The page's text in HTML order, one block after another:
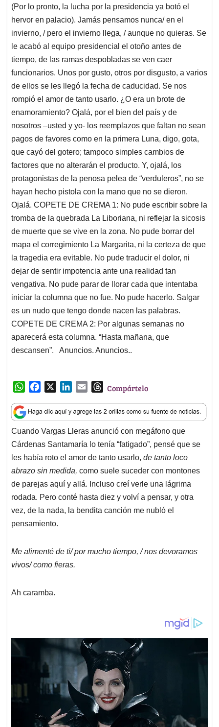
(Por lo pronto, la lucha por la presidencia ya botó el
hervor en palacio). Jamás pensamos nunca/ en el
invierno, / pero el invierno llega, / aunque no quieras. Se
le acabó al equipo presidencial el otoño antes de
tiempo, de las ramas despobladas se ven caer
funcionarios. Unos por gusto, otros por disgusto, a varios
de ellos se les llegó la fecha de caducidad. Se nos
rompió el amor de tanto usarlo. ¿O era un brote de
enamoramiento? Ojalá, por el bien del país y de
nosotros –usted y yo- los reemplazos que faltan no sean
pagos de favores como en la primera Luna, digo, gota,
que cayó del gotero; tampoco simples cambios de
factores que no alterarán el producto. Y, ojalá, los
protagonistas de la penosa pelea de “verduleros”, no se
hayan hecho pistola con la mano que no se dieron.
Ojalá. COPETE DE CREMA 1: No pude escribir sobre la
tromba de la quebrada La Liboriana, ni reflejar la sicosis
de muerte que se vive en la zona. No pude borrar del
mapa el corregimiento La Margarita, ni la certeza de que
la tragedia era evitable. No pude traducir el dolor, ni
dejar de sentir impotencia ante una realidad tan
vengativa. No pude parar de llorar cada que intentaba
iniciar la columna que no fue. No pude hacerlo. Salgar
es un nudo que tengo donde nacen las palabras.
COPETE DE CREMA 2: Por algunas semanas no
aparecerá esta columna. “Hasta mañana, que
descansen”. Anuncios. Anuncios..
W
a
t
s
A
p
p
c
e
b
o
o
k
n
k
e
d
I
n
a
i
l
T
r
e
a
d
s
Compártelo
Cuando Vargas Lleras anunció con megáfono que
Cárdenas Santamaría lo tenía “fatigado”, pensé que se
les había roto el amor de tanto usarlo, de tanto loco
abrazo sin medida, como suele suceder con montones
de parejas aquí y allá. Incluso creí verle una lágrima
rodada. Pero conté hasta diez y volví a pensar, y otra
vez, de la nada, la bendita canción me nubló el
pensamiento.
Me alimenté de ti/ por mucho tiempo, / nos devoramos
vivos/ como fieras.
Ah caramba.